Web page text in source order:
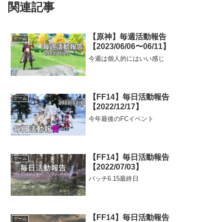
関連記事
ゲーム
【原神】毎週活動報告
【2023/06/06〜06/11】
今週は個人的にはいい感じ
ゲーム
【FF14】毎日活動報告
【2022/12/17】
今年最後のFCイベント
ゲーム
【FF14】毎日活動報告
【2022/07/03】
パッチ6.15最終日
ゲーム
【FF14】毎日活動報告